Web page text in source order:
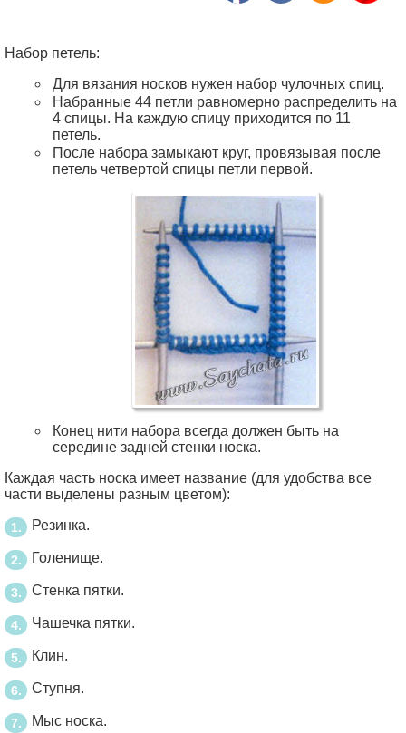
Набор петель:
Для вязания носков нужен набор чулочных спиц.
Набранные 44 петли равномерно распределить на
4 спицы. На каждую спицу приходится по 11
петель.
После набора замыкают круг, провязывая после
петель четвертой спицы петли первой.
Конец нити набора всегда должен быть на
середине задней стенки носка.
Каждая часть носка имеет название (для удобства все
части выделены разным цветом):
Резинка.
Голенище.
Стенка пятки.
Чашечка пятки.
Клин.
Ступня.
Мыс носка.